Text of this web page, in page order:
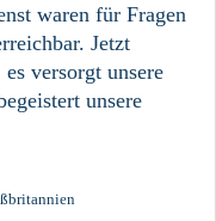
waren für Fragen
Jetzt
versorgt unsere
unsere